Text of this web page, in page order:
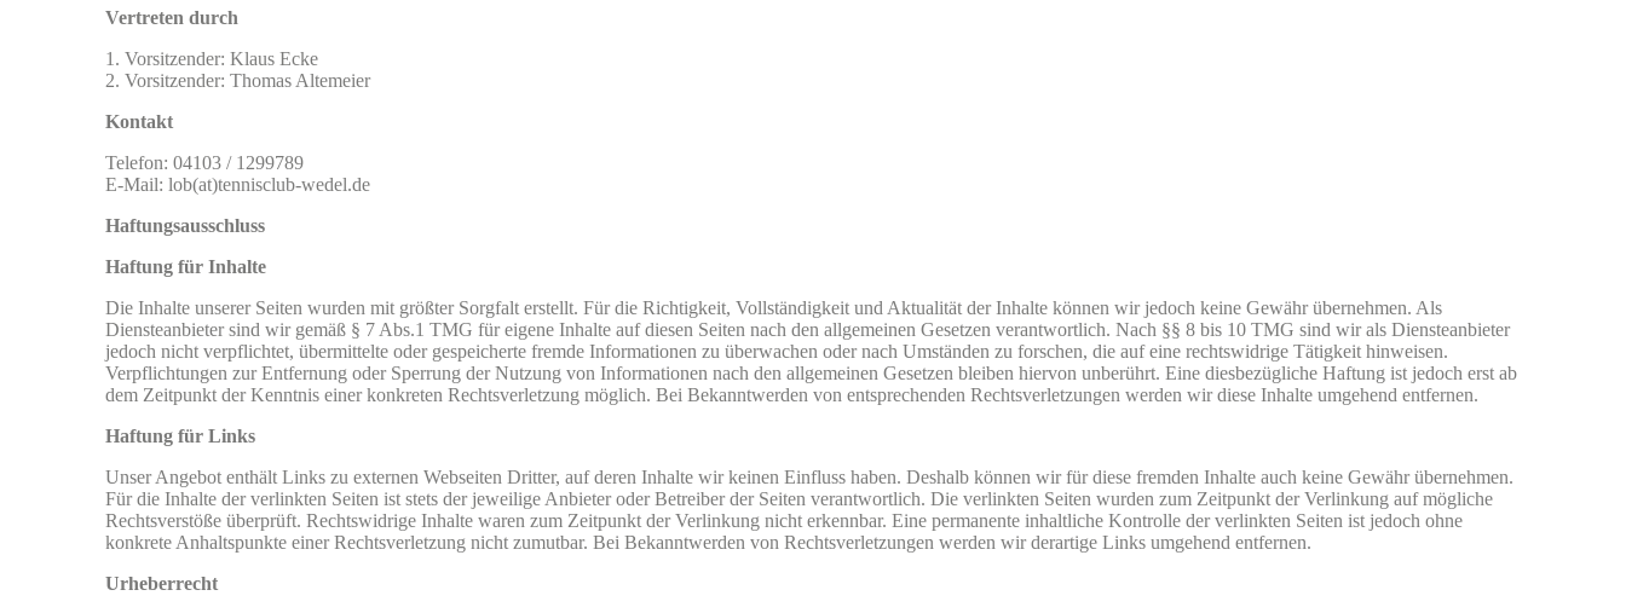
Vertreten durch
1. Vorsitzender: Klaus Ecke
2. Vorsitzender: Thomas Altemeier
Kontakt
Telefon: 04103 / 1299789
E-Mail: lob(at)tennisclub-wedel.de
Haftungsausschluss
Haftung für Inhalte
Die Inhalte unserer Seiten wurden mit größter Sorgfalt erstellt. Für die Richtigkeit, Vollständigkeit und Aktualität der Inhalte können wir jedoch keine Gewähr übernehmen. Als
Diensteanbieter sind wir gemäß § 7 Abs.1 TMG für eigene Inhalte auf diesen Seiten nach den allgemeinen Gesetzen verantwortlich. Nach §§ 8 bis 10 TMG sind wir als Diensteanbieter
jedoch nicht verpflichtet, übermittelte oder gespeicherte fremde Informationen zu überwachen oder nach Umständen zu forschen, die auf eine rechtswidrige Tätigkeit hinweisen.
Verpflichtungen zur Entfernung oder Sperrung der Nutzung von Informationen nach den allgemeinen Gesetzen bleiben hiervon unberührt. Eine diesbezügliche Haftung ist jedoch erst ab
dem Zeitpunkt der Kenntnis einer konkreten Rechtsverletzung möglich. Bei Bekanntwerden von entsprechenden Rechtsverletzungen werden wir diese Inhalte umgehend entfernen.
Haftung für Links
Unser Angebot enthält Links zu externen Webseiten Dritter, auf deren Inhalte wir keinen Einfluss haben. Deshalb können wir für diese fremden Inhalte auch keine Gewähr übernehmen.
Für die Inhalte der verlinkten Seiten ist stets der jeweilige Anbieter oder Betreiber der Seiten verantwortlich. Die verlinkten Seiten wurden zum Zeitpunkt der Verlinkung auf mögliche
Rechtsverstöße überprüft. Rechtswidrige Inhalte waren zum Zeitpunkt der Verlinkung nicht erkennbar. Eine permanente inhaltliche Kontrolle der verlinkten Seiten ist jedoch ohne
konkrete Anhaltspunkte einer Rechtsverletzung nicht zumutbar. Bei Bekanntwerden von Rechtsverletzungen werden wir derartige Links umgehend entfernen.
Urheberrecht